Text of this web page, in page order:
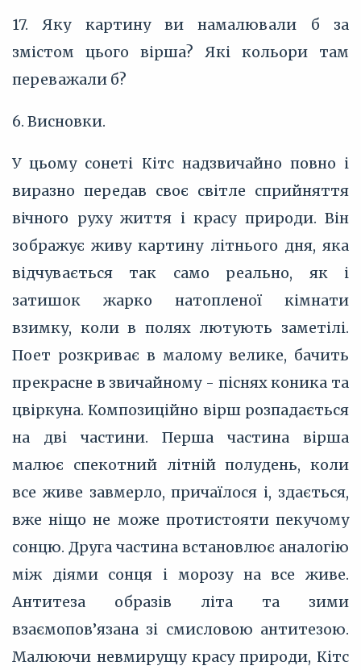
17. Яку картину ви намалювали б за
змістом цього вірша? Які кольори там
переважали б?
6. Висновки.
У цьому сонеті Кітс надзвичайно повно і
виразно передав своє світле сприйняття
вічного руху життя і красу природи. Він
зображує живу картину літнього дня, яка
відчувається так само реально, як і
затишок жарко натопленої кімнати
взимку, коли в полях лютують заметілі.
Поет розкриває в малому велике, бачить
прекрасне в звичайному - піснях коника та
цвіркуна. Композиційно вірш розпадається
на дві частини. Перша частина вірша
малює спекотний літній полудень, коли
все живе завмерло, причаїлося і, здається,
вже ніщо не може протистояти пекучому
сонцю. Друга частина встановлює аналогію
між діями сонця і морозу на все живе.
Антитеза образів літа та зими
взаємопов’язана зі смисловою антитезою.
Малюючи невмирущу красу природи, Кітс